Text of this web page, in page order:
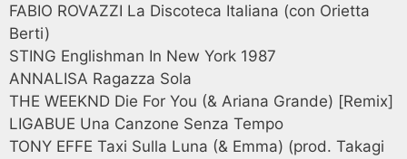
FABIO ROVAZZI La Discoteca Italiana (con Orietta
Berti)
STING Englishman In New York 1987
ANNALISA Ragazza Sola
THE WEEKND Die For You (& Ariana Grande) [Remix]
LIGABUE Una Canzone Senza Tempo
TONY EFFE Taxi Sulla Luna (& Emma) (prod. Takagi